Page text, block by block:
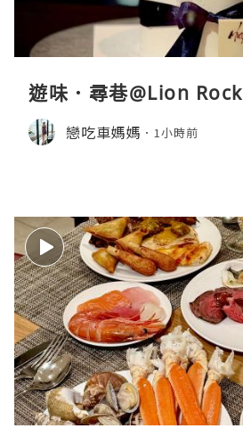
遊味．尋巷@Lion Rock
戀吃車媽媽 1小時前